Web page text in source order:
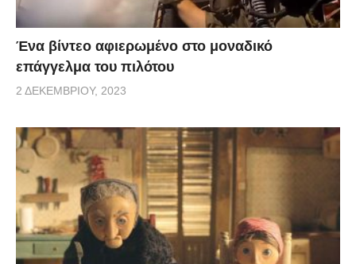
Ένα βίντεο αφιερωμένο στο μοναδικό
επάγγελμα του πιλότου
2 ΔΕΚΕΜΒΡΊΟΥ, 2023